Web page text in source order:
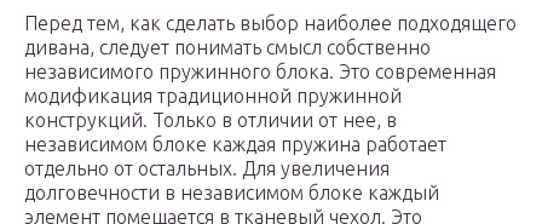
Перед тем, как сделать выбор наиболее подходящего
дивана, следует понимать смысл собственно
независимого пружинного блока. Это современная
модификация традиционной пружинной
конструкций. Только в отличии от нее, в
независимом блоке каждая пружина работает
отдельно от остальных. Для увеличения
долговечности в независимом блоке каждый
элемент помещается в тканевый чехол. Это